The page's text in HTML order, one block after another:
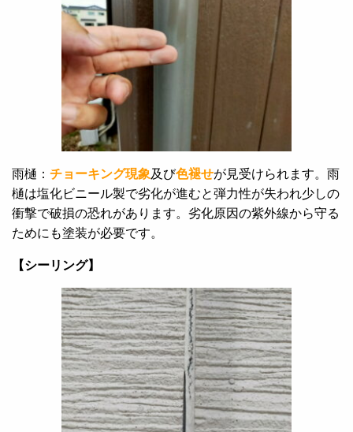
雨樋： チョーキング現象及び色褪せが見受けられます。雨
樋は塩化ビニール製で劣化が進むと弾力性が失われ少しの
衝撃で破損の恐れがあります。劣化原因の紫外線から守る
ためにも塗装が必要です。
【シーリング】